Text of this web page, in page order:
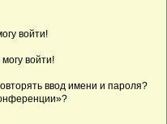
войти!
войти!
ввод имени и пароля?